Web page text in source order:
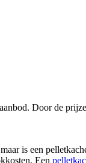
Door de
is een
Een